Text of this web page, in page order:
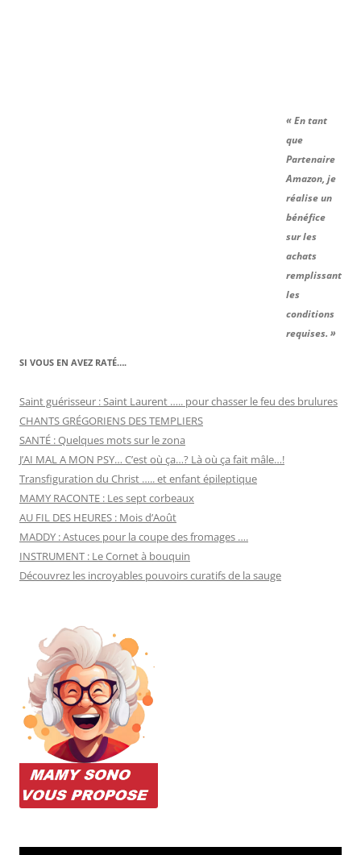
« En tant
que
Partenaire
Amazon, je
réalise un
bénéfice
sur les
achats
remplissant
les
conditions
requises. »
SI VOUS EN AVEZ RATÉ….
Saint guérisseur : Saint Laurent ….. pour chasser le feu des brulures
CHANTS GRÉGORIENS DES TEMPLIERS
SANTÉ : Quelques mots sur le zona
J’AI MAL A MON PSY… C’est où ça…? Là où ça fait mâle…!
Transfiguration du Christ ….. et enfant épileptique
MAMY RACONTE : Les sept corbeaux
AU FIL DES HEURES : Mois d’Août
MADDY : Astuces pour la coupe des fromages ….
INSTRUMENT : Le Cornet à bouquin
Découvrez les incroyables pouvoirs curatifs de la sauge